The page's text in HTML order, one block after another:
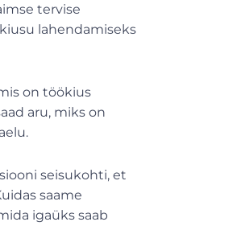
tervise
lahendamiseks
on töökius
aru, miks on
seisukohti, et
saame
igaüks saab